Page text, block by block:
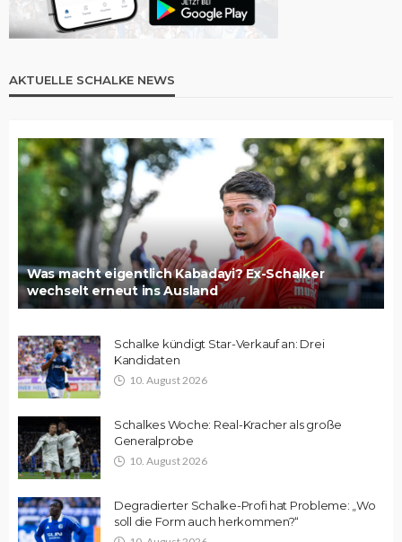
AKTUELLE SCHALKE NEWS
Was macht eigentlich Kabadayi? Ex-Schalker
wechselt erneut ins Ausland
Schalke kündigt Star-Verkauf an: Drei
Kandidaten
10. August 2026
Schalkes Woche: Real-Kracher als große
Generalprobe
10. August 2026
Degradierter Schalke-Profi hat Probleme: „Wo
soll die Form auch herkommen?“